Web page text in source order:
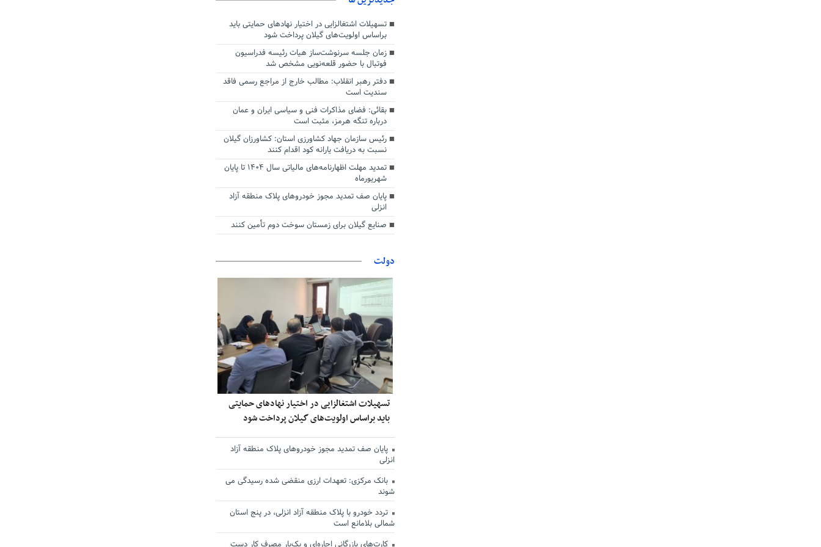
دشواری‌های جنگ گذر کرد
تسهیلات اشتغالزایی در اختیار نهادهای حمایتی باید
براساس اولویت‌های گیلان پرداخت شود
زمان جلسه سرنوشت‌ساز هیات رئیسه فدراسیون
فوتبال با حضور قلعه‌نویی مشخص شد
دفتر رهبر انقلاب: مطالب خارج از مراجع رسمی فاقد
سندیت است
بقائی: فضای مذاکرات فنی و سیاسی ایران و عمان
درباره تنگه هرمز، مثبت است
رئیس سازمان جهاد کشاورزی استان: کشاورزان گیلان
نسبت به دریافت یارانه کود اقدام کنند
تمدید مهلت اظهارنامه‌های مالیاتی سال ۱۴۰۴ تا پایان
شهریورماه
پایان صف تمدید مجوز خودروهای پلاک منطقه آزاد
انزلی
صنایع گیلان برای زمستان سوخت دوم تأمین کنند
دولت
تسهیلات اشتغالزایی در اختیار نهادهای حمایتی
باید براساس اولویت‌های گیلان پرداخت شود
پایان صف تمدید مجوز خودروهای پلاک منطقه آزاد
انزلی
بانک مرکزی: تعهدات ارزی منقضی شده رسیدگی می
شوند
تردد خودرو با پلاک منطقه آزاد انزلی، در پنج استان
شمالی بلامانع است